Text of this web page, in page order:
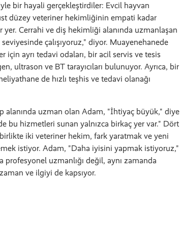
bir hayali gerçekleştirdiler: Evcil hayvan
düzey veteriner hekimliğinin empati kadar
Cerrahi ve diş hekimliği alanında uzmanlaşan
çalışıyoruz," diyor. Muayenehanede
için ayrı tedavi odaları, bir acil servis ve tesis
ultrason ve BT tarayıcıları bulunuyor. Ayrıca, bir
de hızlı teşhis ve tedavi olanağı
alanında uzman olan Adam, "İhtiyaç büyük," diye
bu hizmetleri sunan yalnızca birkaç yer var." Dört
iki veteriner hekim, fark yaratmak ve yeni
istiyor. Adam, "Daha iyisini yapmak istiyoruz,"
profesyonel uzmanlığı değil, aynı zamanda
ve ilgiyi de kapsıyor.